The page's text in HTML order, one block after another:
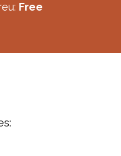
Free